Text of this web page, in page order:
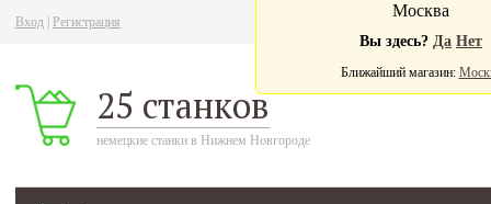
Вход Регистрация
25 станков
немецкие станки в Нижнем Новгороде
Москва
Вы здесь? Да Нет
Ближайший магазин: